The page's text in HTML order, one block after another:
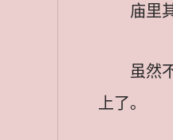
庙里
虽然
上了。